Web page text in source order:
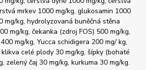
mrkev 1000 mg/kg, glukosamin 1000
mg/kg, hydrolyzovaná buněčná stěna
mg/kg, čekanka (zdroj FOS) 500 mg/kg,
mg/kg, Yucca schidigera 200 mg/ kg,
celé plody 30 mg/kg, šípky (bohaté
zelený čaj 30 mg/kg, kurkuma 30 mg/kg.